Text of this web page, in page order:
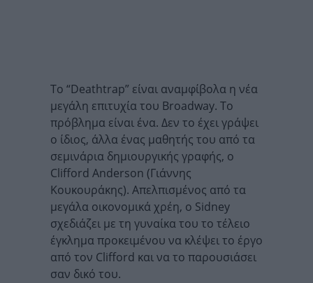
Το “Deathtrap” είναι αναμφίβολα η νέα
μεγάλη επιτυχία του Broadway. Το
πρόβλημα είναι ένα. Δεν το έχει γράψει
ο ίδιος, άλλα ένας μαθητής του από τα
σεμινάρια δημιουργικής γραφής, ο
Clifford Anderson (Γιάννης
Κουκουράκης). Απελπισμένος από τα
μεγάλα οικονομικά χρέη, ο Sidney
σχεδιάζει με τη γυναίκα του το τέλειο
έγκλημα προκειμένου να κλέψει το έργο
από τον Clifford και να το παρουσιάσει
σαν δικό του.